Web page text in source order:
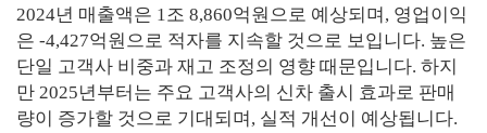
2024년 매출액은 1조 8,860억원으로 예상되며, 영업이익
은 -4,427억원으로 적자를 지속할 것으로 보입니다. 높은
단일 고객사 비중과 재고 조정의 영향 때문입니다. 하지
만 2025년부터는 주요 고객사의 신차 출시 효과로 판매
량이 증가할 것으로 기대되며, 실적 개선이 예상됩니다.